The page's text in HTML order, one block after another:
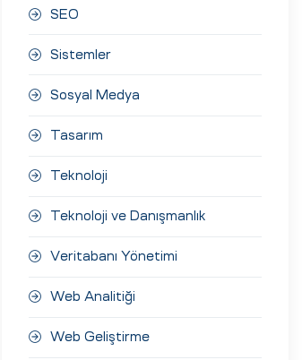
SEO
Sistemler
Sosyal Medya
Tasarım
Teknoloji
Teknoloji ve Danışmanlık
Veritabanı Yönetimi
Web Analitiği
Web Geliştirme